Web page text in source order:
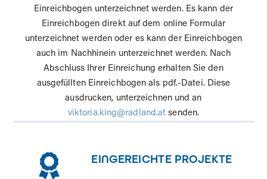
Einreichbogen unterzeichnet werden. Es kann der
Einreichbogen direkt auf dem online Formular
unterzeichnet werden oder es kann der Einreichbogen
auch im Nachhinein unterzeichnet werden. Nach
Abschluss Ihrer Einreichung erhalten Sie den
ausgefüllten Einreichbogen als pdf.-Datei. Diese
ausdrucken, unterzeichnen und an
viktoria.king@radland.at senden.
EINGEREICHTE PROJEKTE